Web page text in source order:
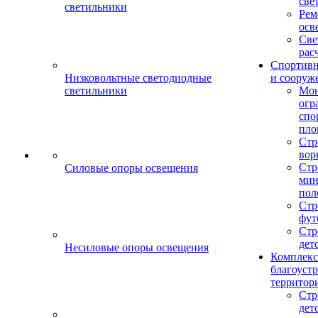
светильники
Низковольтные светодиодные
светильники
Силовые опоры освещения
Несиловые опоры освещения
и